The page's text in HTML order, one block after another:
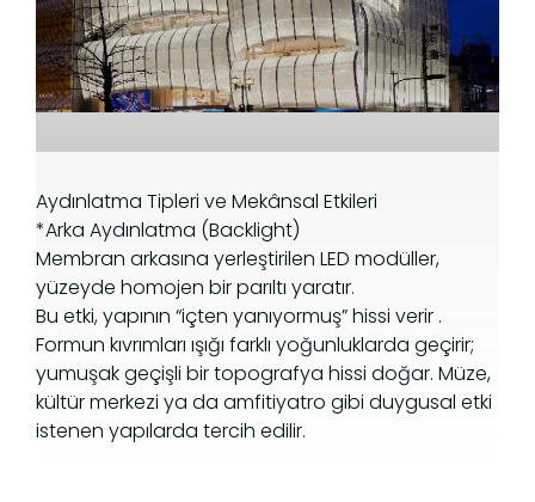
Aydınlatma Tipleri ve Mekânsal Etkileri
*Arka Aydınlatma (Backlight)
Membran arkasına yerleştirilen LED modüller,
yüzeyde homojen bir parıltı yaratır.
Bu etki, yapının “içten yanıyormuş” hissi verir .
Formun kıvrımları ışığı farklı yoğunluklarda geçirir;
yumuşak geçişli bir topografya hissi doğar. Müze,
kültür merkezi ya da amfitiyatro gibi duygusal etki
istenen yapılarda tercih edilir.